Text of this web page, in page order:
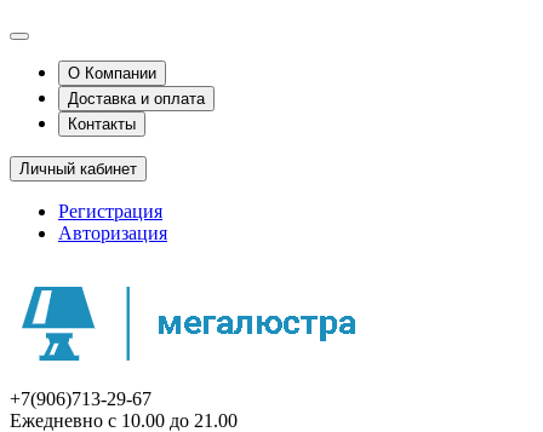
О Компании
Доставка и оплата
Контакты
Личный кабинет
Регистрация
Авторизация
+7(906)713-29-67
Ежедневно с 10.00 до 21.00